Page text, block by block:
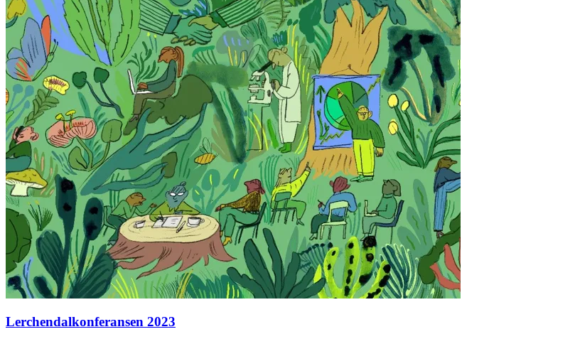
Lerchendalkonferansen 2023